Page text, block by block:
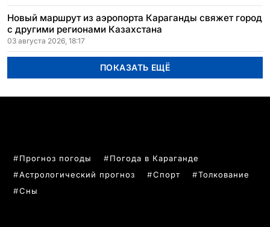
Новый маршрут из аэропорта Караганды свяжет город
с другими регионами Казахстана
03 августа 2026, 18:17
ПОКАЗАТЬ ЕЩЁ
Прогноз погоды
Погода в Караганде
Астрологический прогноз
Спорт
Толкование
Сны